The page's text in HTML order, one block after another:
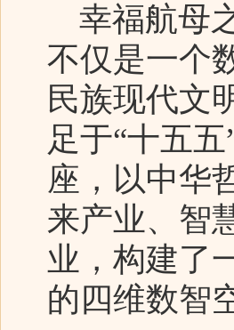
幸福航母
不仅是一个
民族现代文
足于“十五
座，以中华
来产业、智
业，构建了
的四维数智